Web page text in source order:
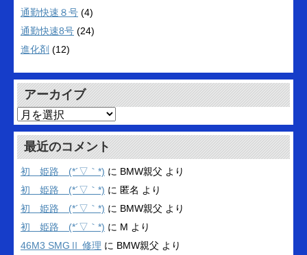
通勤快速８号 (4)
通勤快速8号 (24)
進化剤 (12)
アーカイブ
ア
ー
カ
イ
ブ
最近のコメント
初 姫路 (*´▽｀*) に BMW親父 より
初 姫路 (*´▽｀*) に 匿名 より
初 姫路 (*´▽｀*) に BMW親父 より
初 姫路 (*´▽｀*) に M より
46M3 SMGⅡ 修理 に BMW親父 より